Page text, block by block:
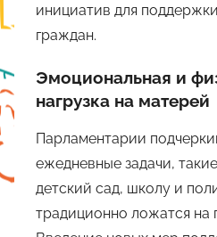
инициатив для
граждан.
Эмоциональная и
нагрузка на матерей
Парламентарии
ежедневные задачи,
детский сад, школу и
традиционно ложатся на